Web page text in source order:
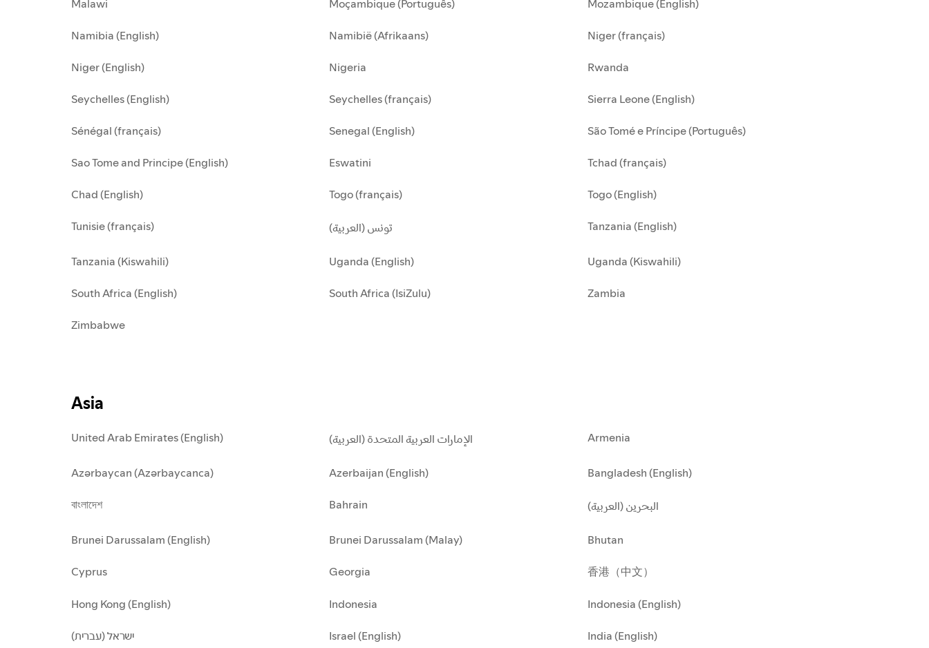
Malawi Moçambique (Português) Mozambique (English)
Namibia (English) Namibië (Afrikaans) Niger (français)
Niger (English) Nigeria Rwanda
Seychelles (English) Seychelles (français) Sierra Leone (English)
Sénégal (français) Senegal (English) São Tomé e Príncipe (Português)
Sao Tome and Principe (English) Eswatini Tchad (français)
Chad (English) Togo (français) Togo (English)
Tunisie (français) تونس (العربية) Tanzania (English)
Tanzania (Kiswahili) Uganda (English) Uganda (Kiswahili)
South Africa (English) South Africa (IsiZulu) Zambia
Zimbabwe
Asia
United Arab Emirates (English) الإمارات العربية المتحدة (العربية) Armenia
Azərbaycan (Azərbaycanca) Azerbaijan (English) Bangladesh (English)
বাংলাদেশ Bahrain البحرين (العربية)
Brunei Darussalam (English) Brunei Darussalam (Malay) Bhutan
Cyprus Georgia 香港（中文）
Hong Kong (English) Indonesia Indonesia (English)
ישראל (עברית) Israel (English) India (English)